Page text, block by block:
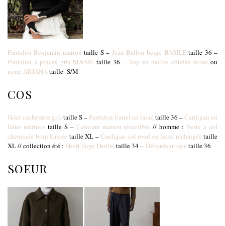
Pantalon Benjamin marron taille S – Jean Ballon beige BASILEtaille 36 –
Pantalon à pinces gris MANIEtaille 36 – Top en maille côtelée écrue ou
noire ARIANAtaille S/M
COS
Gilet cachemire gristaille S – Pantalon barrel en laine taille 36 –Cardigan en
laine mérinostaille S – Ceinture marron réversible // homme : Veste à col
cheminée brun foncée taille XL –Cardigan col rond en laine mélangée taille
XL // collection été : Short large Denimtaille 34 – Débardeur rayé taille 36
SOEUR